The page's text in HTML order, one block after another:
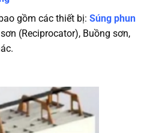
gồm các thiết bị: Súng phun
(Reciprocator), Buồng sơn,